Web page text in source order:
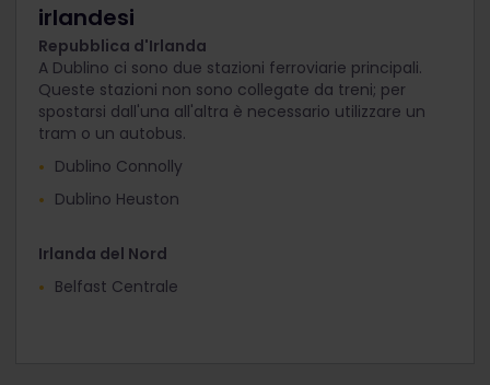
irlandesi
Repubblica d'Irlanda
A Dublino ci sono due stazioni ferroviarie principali.
Queste stazioni non sono collegate da treni; per
spostarsi dall'una all'altra è necessario utilizzare un
tram o un autobus.
Dublino Connolly
Dublino Heuston
Irlanda del Nord
Belfast Centrale